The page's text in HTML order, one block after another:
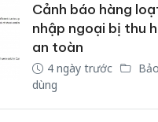
Cảnh báo hàng
nhập ngoại bị thu
an toàn
4 ngày trước
dùng